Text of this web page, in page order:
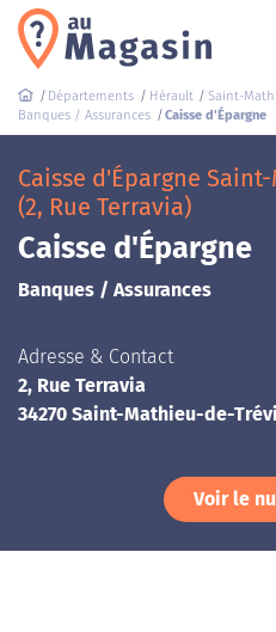
Départements Hérault
Saint-
Banques / Assurances
Caisse d'Épargne
Caisse d'Épargne
(2, Rue Terravia)
Caisse d'Épargne
Banques / Assurances
Adresse & Contact
2, Rue Terravia
34270 Saint-Mathieu-de-
Voir le